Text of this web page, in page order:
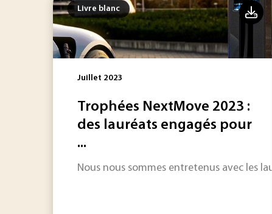
Livre blanc
Juillet 2023
Trophées NextMove 2023 :
des lauréats engagés pour
...
Nous nous sommes entretenus avec les